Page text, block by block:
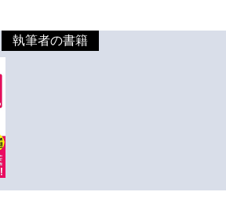
執筆者の書籍